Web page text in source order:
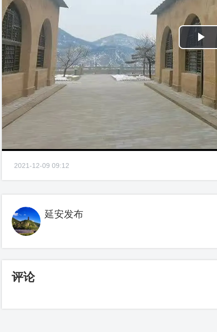
2021-12-09 09:12
延安发布
评论